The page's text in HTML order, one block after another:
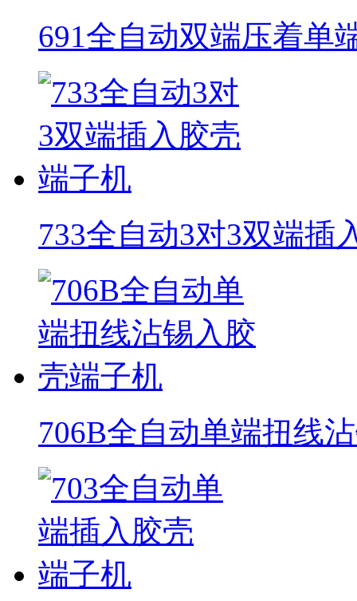
691全自动双端压着单
733全自动3对3双端插
706B全自动单端扭线